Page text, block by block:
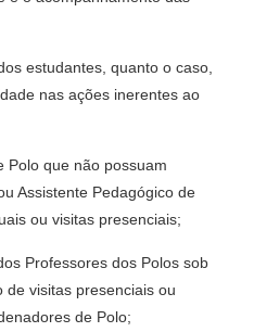
estudantes, quanto o caso,
nas ações inerentes ao
Polo que não possuam
Assistente Pedagógico de
ou visitas presenciais;
Professores dos Polos sob
visitas presenciais ou
de Polo;